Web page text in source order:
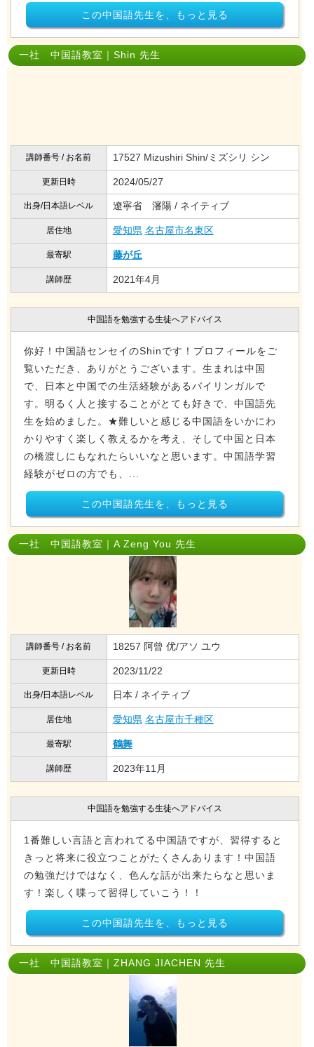
この中国語先生を、もっと見る
一社 中国語教室｜Shin 先生
講師番号 / お名前 17527 Mizushiri Shin/ミズシリ シン
更新日時 2024/05/27
出身/日本語レベル 遼寧省 瀋陽 / ネイティブ
居住地 愛知県 名古屋市名東区
最寄駅 藤が丘
講師歴 2021年4月
中国語を勉強する生徒へアドバイス
你好！中国語センセイのShinです！プロフィールをご
覧いただき、ありがとうございます。生まれは中国
で、日本と中国での生活経験があるバイリンガルで
す。明るく人と接することがとても好きで、中国語先
生を始めました。★難しいと感じる中国語をいかにわ
かりやすく楽しく教えるかを考え、そして中国と日本
の橋渡しにもなれたらいいなと思います。中国語学習
経験がゼロの方でも、...
この中国語先生を、もっと見る
一社 中国語教室｜A Zeng You 先生
講師番号 / お名前 18257 阿曾 优/アソ ユウ
更新日時 2023/11/22
出身/日本語レベル 日本 / ネイティブ
居住地 愛知県 名古屋市千種区
最寄駅 鶴舞
講師歴 2023年11月
中国語を勉強する生徒へアドバイス
1番難しい言語と言われてる中国語ですが、習得すると
きっと将来に役立つことがたくさんあります！中国語
の勉強だけではなく、色んな話が出来たらなと思いま
す！楽しく喋って習得していこう！！
この中国語先生を、もっと見る
一社 中国語教室｜ZHANG JIACHEN 先生